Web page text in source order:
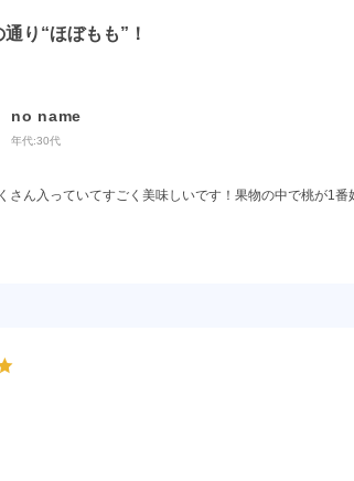
り“ほぼもも”！
no name
年代:30代
さん入っていてすごく美味しいです！果物の中で桃が1番